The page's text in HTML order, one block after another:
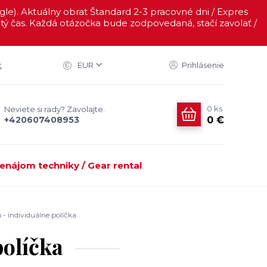
Aktuálny obrat Štandard 2-3 pracovné dni / Expres
Každá otázočka bude zodpovedaná, stačí zavolať /
EUR Prihlásenie
Neviete si rady? Zavolajte.
+420607408953
0 ks
0 €
techniky / Gear rental
individuálne políčka